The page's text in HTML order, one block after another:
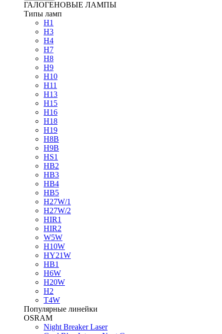
ГАЛОГЕНОВЫЕ ЛАМПЫ
Типы ламп
H1
H3
H4
H7
H8
H9
H10
H11
H13
H15
H16
H18
H19
H8B
H9B
HS1
HB2
HB3
HB4
HB5
H27W/1
H27W/2
HIR1
HIR2
W5W
H10W
HY21W
HB1
H6W
H20W
H2
T4W
Популярные линейки
OSRAM
Night Breaker Laser